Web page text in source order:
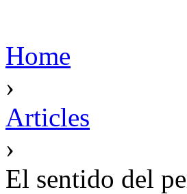
Home
›
Articles
›
El sentido del